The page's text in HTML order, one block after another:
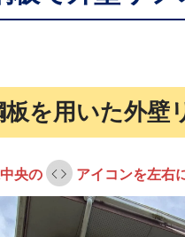
を用いた外壁
央の アイコンを左右